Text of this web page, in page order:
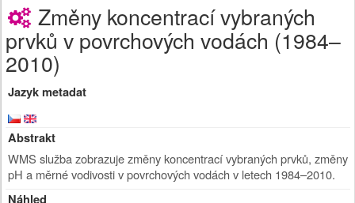
Změny koncentrací vybraných
prvků v povrchových vodách (1984–
2010)
Jazyk metadat
Abstrakt
WMS služba zobrazuje změny koncentrací vybraných prvků, změny
pH a měrné vodivosti v povrchových vodách v letech 1984–2010.
Náhled